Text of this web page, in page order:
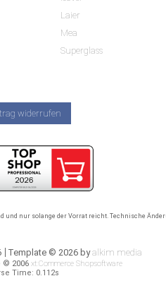
Laier
Mea
Superglass
widerrufen
und nur solange der Vorrat reicht. Technische
Template © 2026 byalkim media
© 2006 xt:Commerce Shopsoftware
Time: 0.112s